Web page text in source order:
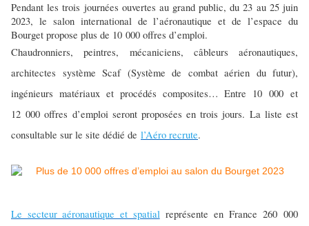
Pendant les trois journées ouvertes au grand public, du 23 au 25 juin
2023, le salon international de l’aéronautique et de l’espace du
Bourget propose plus de 10 000 offres d’emploi.
Chaudronniers, peintres, mécaniciens, câbleurs aéronautiques,
architectes système Scaf (Système de combat aérien du futur),
ingénieurs matériaux et procédés composites… Entre 10 000 et
12 000 offres d’emploi seront proposées en trois jours. La liste est
consultable sur le site dédié de l’Aéro recrute.
Le secteur aéronautique et spatialreprésente en France 260 000